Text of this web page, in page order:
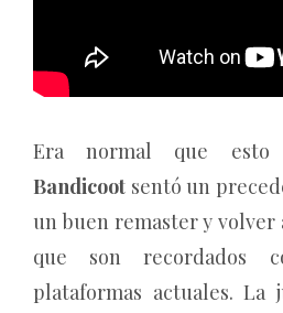
Era normal que esto
Bandicoot sentó un
un buen remaster y volver
que son recordados
plataformas actuales. La